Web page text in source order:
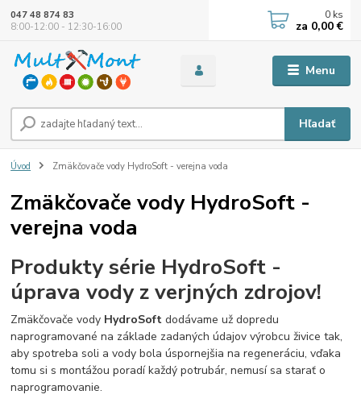
Menu
Hľadať
047 48 874 83
8:00-12:00 - 12:30-16:00
0 ks
za 0,00 €
Úvod Zmäkčovače vody HydroSoft - verejna voda
Zmäkčovače vody HydroSoft -
verejna voda
Produkty série HydroSoft -
úprava vody z verjných zdrojov!
Zmäkčovače vody HydroSoftdodávame už dopredu
naprogramované na základe zadaných údajov výrobcu živice tak,
aby spotreba soli a vody bola úspornejšia na regeneráciu, vďaka
tomu si s montážou poradí každý potrubár, nemusí sa starať o
naprogramovanie.